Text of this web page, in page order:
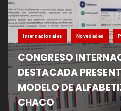
Internacionales Novedades
CONGRESO
DESTACADA
MODELO DE
CHACO